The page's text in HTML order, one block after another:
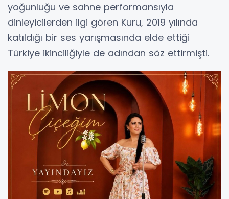
yoğunluğu ve sahne performansıyla
dinleyicilerden ilgi gören Kuru, 2019 yılında
katıldığı bir ses yarışmasında elde ettiği
Türkiye ikinciliğiyle de adından söz ettirmişti.